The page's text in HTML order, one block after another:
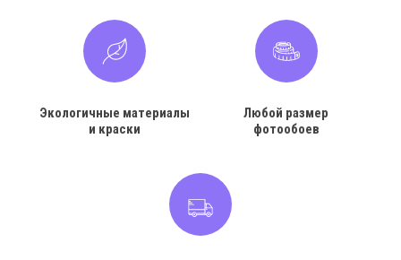
Экологичные материалы
и краски
Любой размер
фотообоев